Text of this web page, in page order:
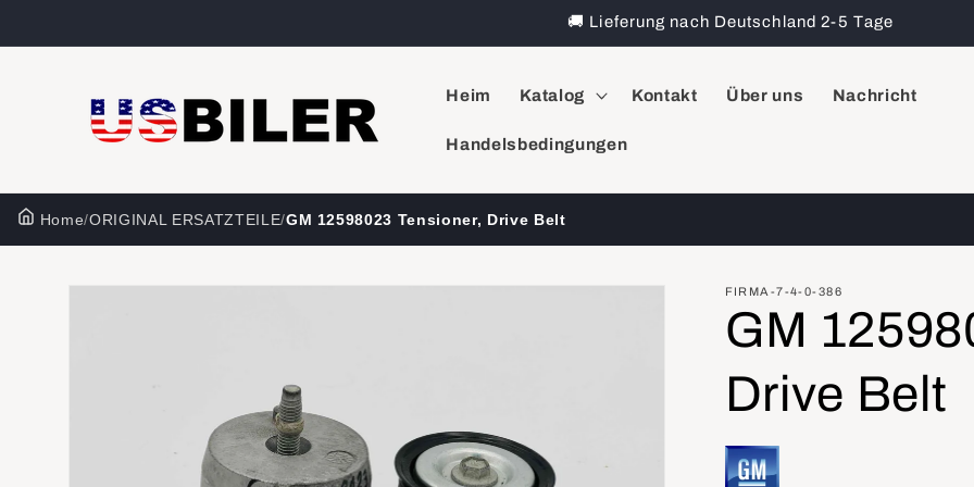
Inhalt
🚚 Lieferung nach Deutschland 2-5 Tage
Heim Katalog Kontakt Über uns Nachricht
Handelsbedingungen
Home/ORIGINAL ERSATZTEILE/GM 12598023 Tensioner, Drive Belt
Zu
FIRMA-7-4-0-386
GM
Drive Belt